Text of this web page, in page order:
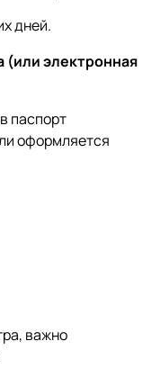
дней.
(или электронная
паспорт
оформляется
важно